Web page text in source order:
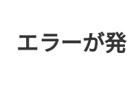
エラーが